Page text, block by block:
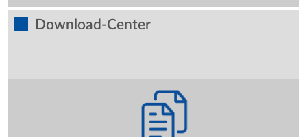
Download-Center